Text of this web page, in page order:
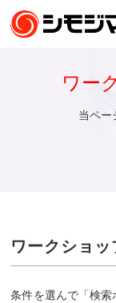
ワー
当ペー
ワークショ
条件を選んで「検索